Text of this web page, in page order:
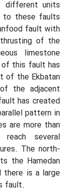
different units
to these faults
fault with
of the
limestone
this fault has
of the Ekbatan
the adjacent
has created
pattern in
are more than
several
The north-
the Hamedan
there is a large
fault.